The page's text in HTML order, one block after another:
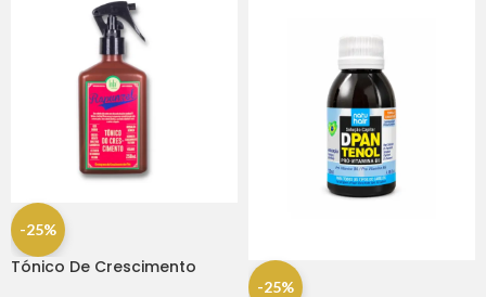
-25%
Tónico De Crescimento
-25%